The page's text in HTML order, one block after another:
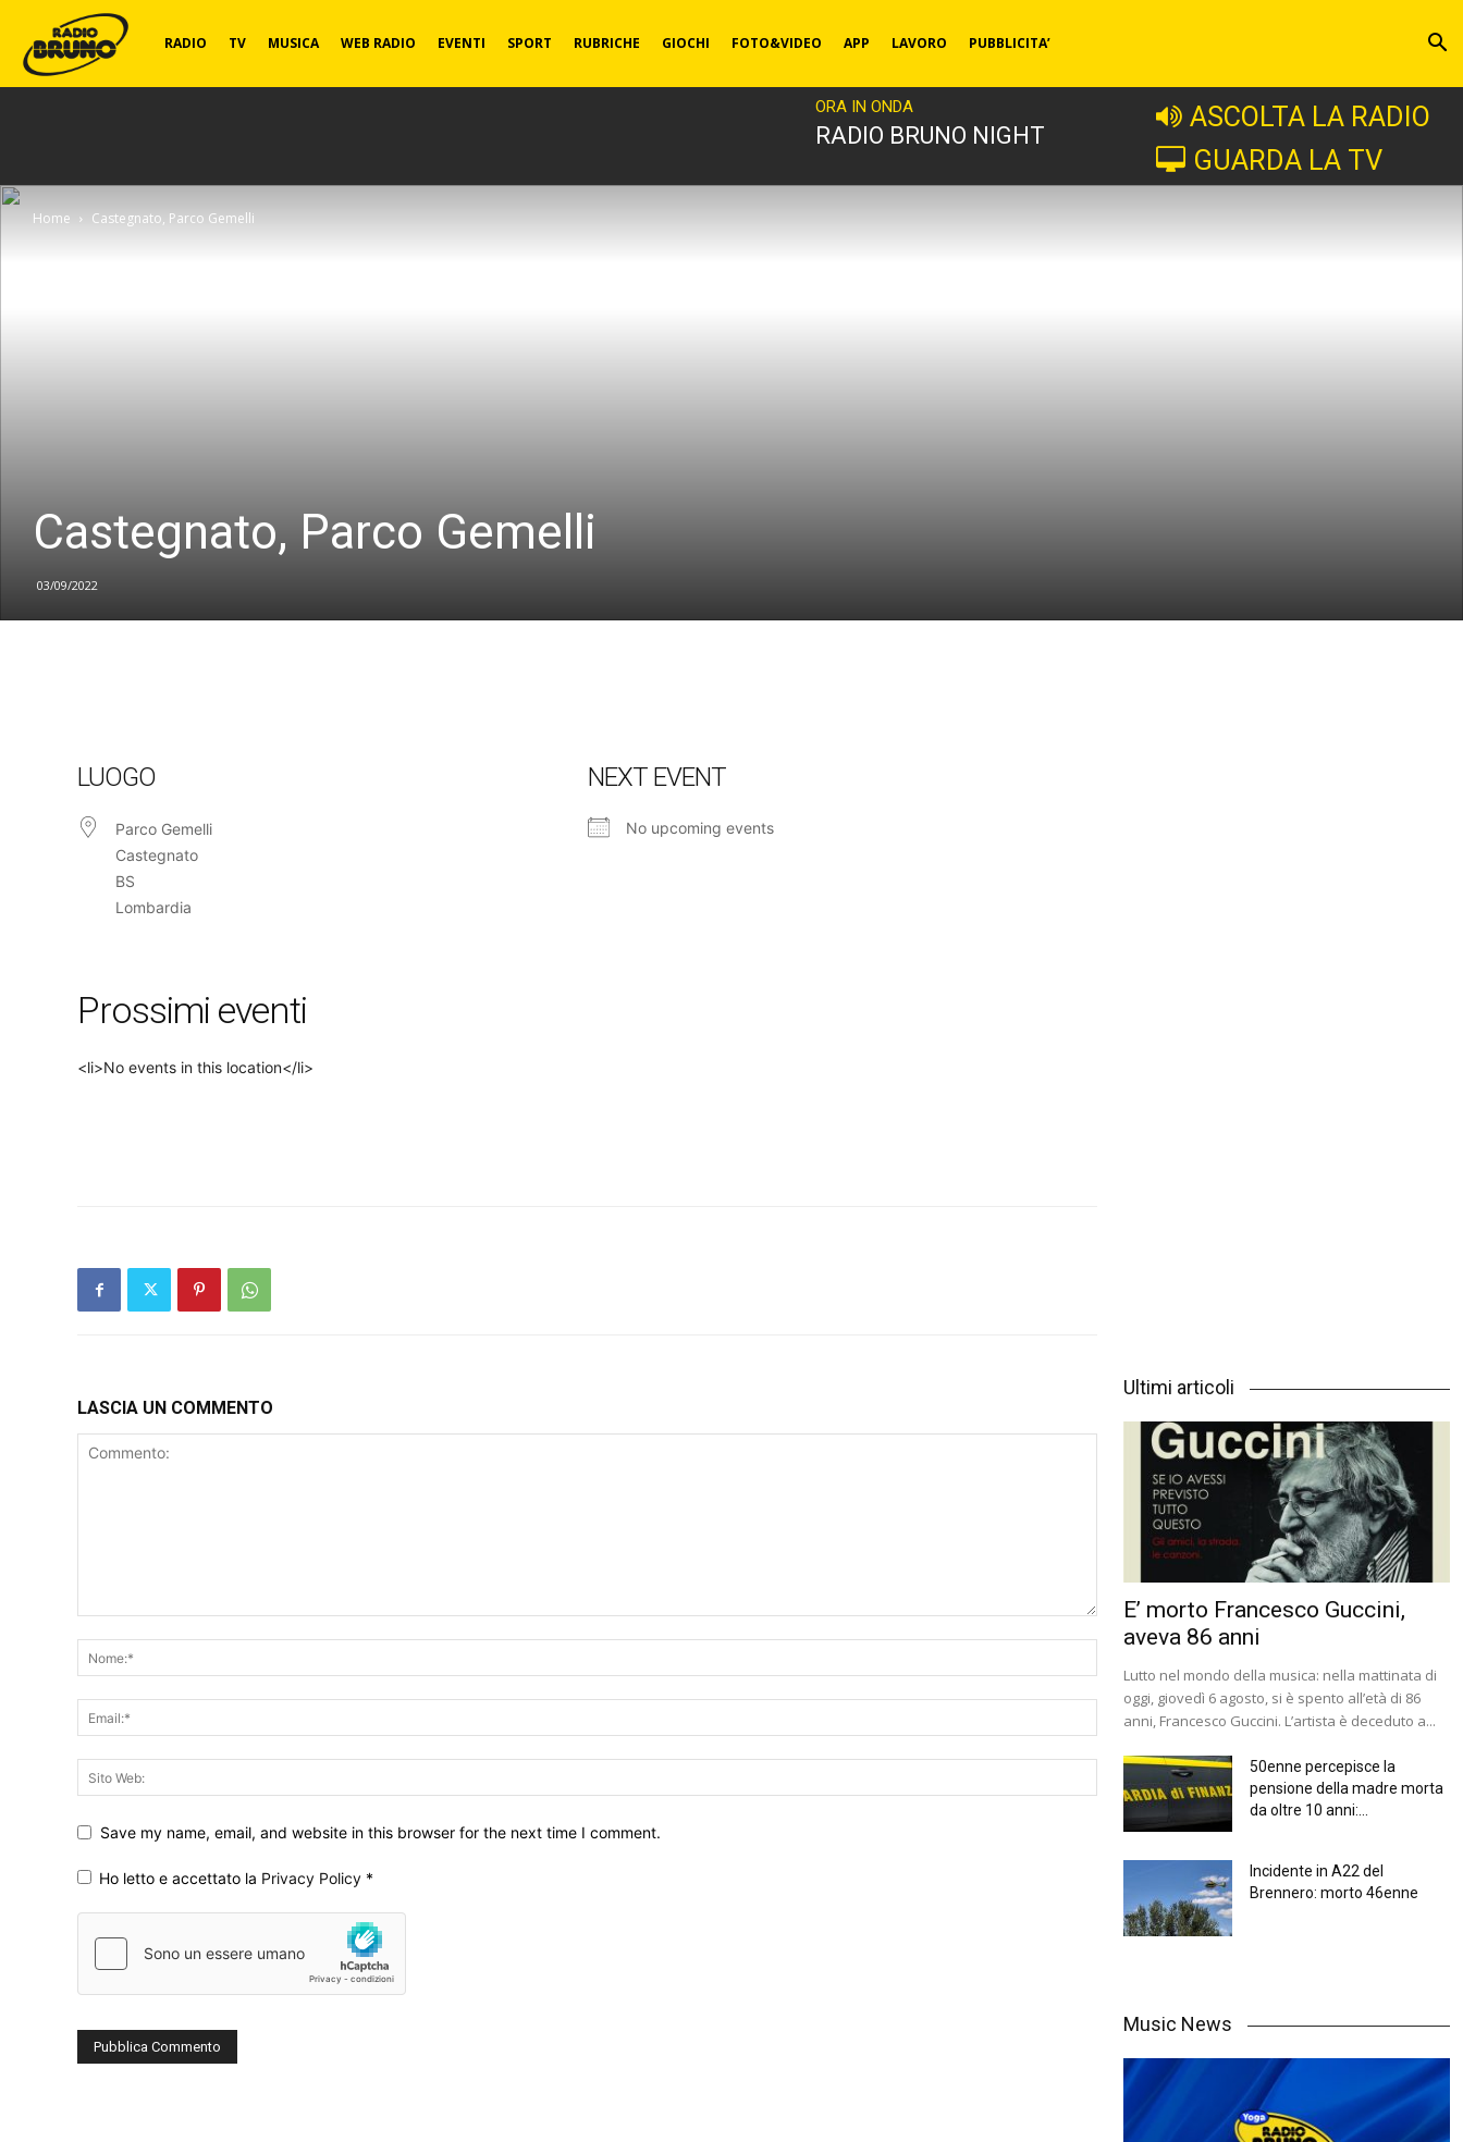
Radio
RADIO TV MUSICA WEB RADIO EVENTI SPORT RUBRICHE GIOCHI FOTO&VIDEO APP LAVORO PUBBLICITA’
ORA IN ONDA
RADIO BRUNO NIGHT
ASCOLTA LA RADIO
GUARDA LA TV
Home Castegnato, Parco Gemelli
Castegnato, Parco Gemelli
03/09/2022
LUOGO
Parco Gemelli
Castegnato
BS
Lombardia
NEXT EVENT
No upcoming events
Prossimi eventi
<li>No events in this location</li>
LASCIA UN COMMENTO
Save my name, email, and website in this browser for the next time I comment.
Ho letto e accettato la Privacy Policy *
Ultimi articoli
E’ morto Francesco Guccini,
aveva 86 anni
Lutto nel mondo della musica: nella mattinata di
oggi, giovedì 6 agosto, si è spento all’età di 86
anni, Francesco Guccini. L’artista è deceduto a...
50enne percepisce la
pensione della madre morta
da oltre 10 anni:...
Incidente in A22 del
Brennero: morto 46enne
Music News